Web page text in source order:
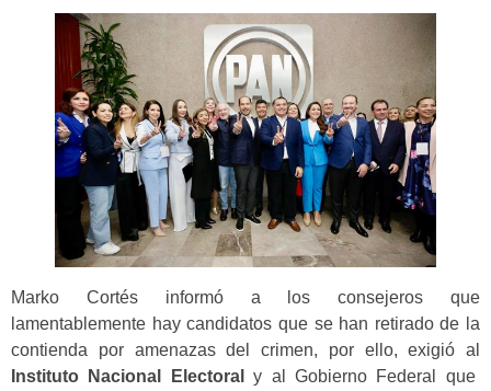
Marko Cortés informó a los consejeros que
lamentablemente hay candidatos que se han retirado de la
contienda por amenazas del crimen, por ello, exigió al
Instituto Nacional Electoral
y al Gobierno Federal que